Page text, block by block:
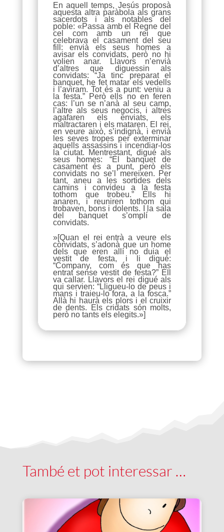
En aquell temps, Jesús proposà
aquesta altra paràbola als grans
sacerdots i als notables del
poble: «Passa amb el Regne del
cel com amb un rei que
celebrava el casament del seu
fill: envià els seus homes a
avisar els convidats, però no hi
volien anar. Llavors n’envià
d’altres que diguessin als
convidats: “Ja tinc preparat el
banquet, he fet matar els vedells
i l’aviram. Tot és a punt: veniu a
la festa.” Però ells no en feren
cas: l’un se n’anà al seu camp,
l’altre als seus negocis, i altres
agafaren els enviats, els
maltractaren i els mataren. El rei,
en veure això, s’indignà, i envià
les seves tropes per exterminar
aquells assassins i incendiar-los
la ciutat. Mentrestant, digué als
seus homes: “El banquet de
casament és a punt, però els
convidats no se’l mereixen. Per
tant, aneu a les sortides dels
camins i convideu a la festa
tothom que trobeu.” Ells hi
anaren, i reuniren tothom qui
trobaven, bons i dolents. I la sala
del banquet s’omplí de
convidats.
»[Quan el rei entrà a veure els
convidats, s’adonà que un home
dels que eren allí no duia el
vestit de festa, i li digué:
“Company, com és que has
entrat sense vestit de festa?” Ell
va callar. Llavors el rei digué als
qui servien: “Lligueu-lo de peus i
mans i traieu-lo fora, a la fosca.”
Allà hi haurà els plors i el cruixir
de dents. Els cridats són molts,
però no tants els elegits.»]
També et pot interessar …